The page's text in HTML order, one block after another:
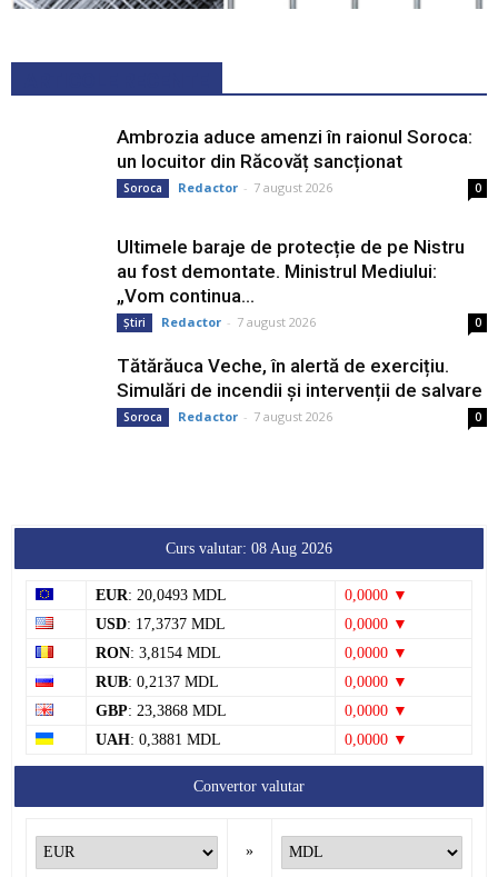
Ambrozia aduce amenzi în raionul Soroca:
un locuitor din Răcovăț sancționat
Soroca Redactor - 7 august 2026 0
Ultimele baraje de protecție de pe Nistru
au fost demontate. Ministrul Mediului:
„Vom continua...
Știri Redactor - 7 august 2026 0
Tătărăuca Veche, în alertă de exercițiu.
Simulări de incendii și intervenții de salvare
Soroca Redactor - 7 august 2026 0
Curs valutar: 08 Aug 2026
EUR: 20,0493 MDL
0,0000 ▼
USD: 17,3737 MDL
0,0000 ▼
RON: 3,8154 MDL
0,0000 ▼
RUB: 0,2137 MDL
0,0000 ▼
GBP: 23,3868 MDL
0,0000 ▼
UAH: 0,3881 MDL 0,0000 ▼
Convertor valutar
»